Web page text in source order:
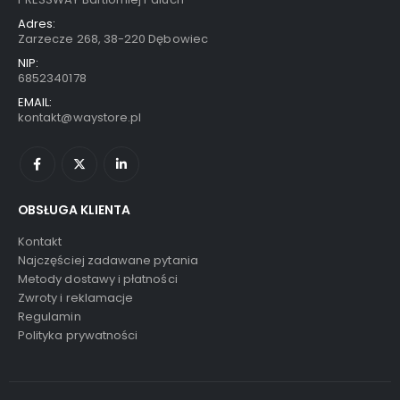
Adres:
Zarzecze 268, 38-220 Dębowiec
NIP:
6852340178
EMAIL:
kontakt@waystore.pl
OBSŁUGA KLIENTA
Kontakt
Najczęściej zadawane pytania
Metody dostawy i płatności
Zwroty i reklamacje
Regulamin
Polityka prywatności